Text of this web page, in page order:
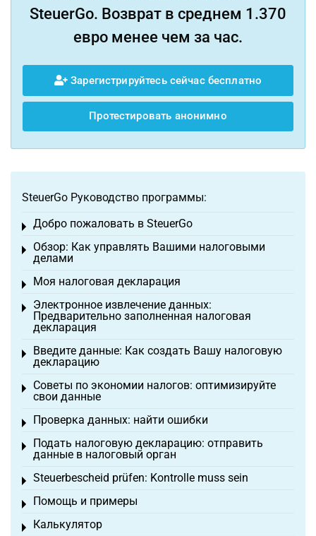
SteuerGo. Возврат в среднем 1.370
евро менее чем за час.
Зарегистрируйтесь сейчас бесплатно
Протестировать анонимно
SteuerGo Руководство программы:
Добро пожаловать в SteuerGo
Toggle menu
Обзор: Как управлять Вашими налоговыми
делами
Toggle menu
Моя налоговая декларация
Toggle menu
Электронное извлечение данных:
Предварительно заполненная налоговая
декларация
Toggle menu
Введите данные: Как создать Вашу налоговую
декларацию
Toggle menu
Советы по экономии налогов: оптимизируйте
свои данные
Toggle menu
Проверка данных: найти ошибки
Toggle menu
Подать налоговую декларацию: отправить
данные в налоговый орган
Toggle menu
Steuerbescheid prüfen: Kontrolle muss sein
Toggle menu
Помощь и примеры
Toggle menu
Калькулятор
Toggle menu